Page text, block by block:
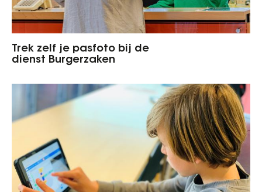
Trek zelf je pasfoto bij de
dienst Burgerzaken